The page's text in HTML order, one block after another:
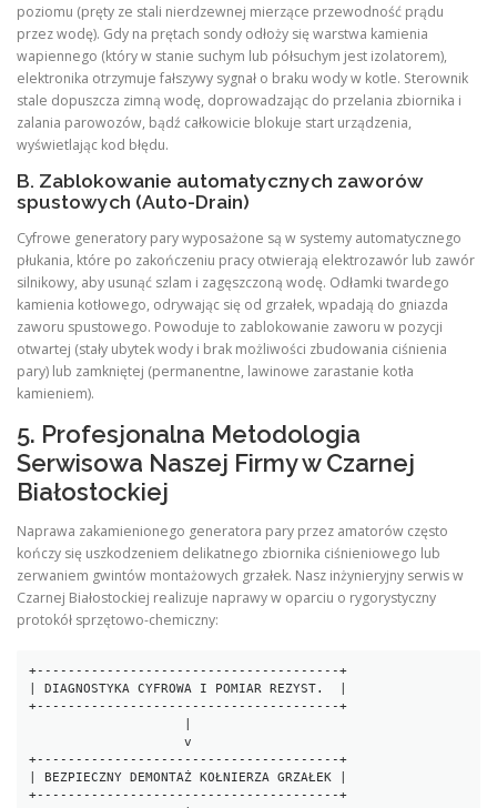
poziomu (pręty ze stali nierdzewnej mierzące przewodność prądu
przez wodę). Gdy na prętach sondy odłoży się warstwa kamienia
wapiennego (który w stanie suchym lub półsuchym jest izolatorem),
elektronika otrzymuje fałszywy sygnał o braku wody w kotle. Sterownik
stale dopuszcza zimną wodę, doprowadzając do przelania zbiornika i
zalania parowozów, bądź całkowicie blokuje start urządzenia,
wyświetlając kod błędu.
B. Zablokowanie automatycznych zaworów
spustowych (Auto-Drain)
Cyfrowe generatory pary wyposażone są w systemy automatycznego
płukania, które po zakończeniu pracy otwierają elektrozawór lub zawór
silnikowy, aby usunąć szlam i zagęszczoną wodę. Odłamki twardego
kamienia kotłowego, odrywając się od grzałek, wpadają do gniazda
zaworu spustowego. Powoduje to zablokowanie zaworu w pozycji
otwartej (stały ubytek wody i brak możliwości zbudowania ciśnienia
pary) lub zamkniętej (permanentne, lawinowe zarastanie kotła
kamieniem).
5. Profesjonalna Metodologia
Serwisowa Naszej Firmy w Czarnej
Białostockiej
Naprawa zakamienionego generatora pary przez amatorów często
kończy się uszkodzeniem delikatnego zbiornika ciśnieniowego lub
zerwaniem gwintów montażowych grzałek. Nasz inżynieryjny serwis w
Czarnej Białostockiej realizuje naprawy w oparciu o rygorystyczny
protokół sprzętowo-chemiczny:
+---------------------------------------+
| DIAGNOSTYKA CYFROWA I POMIAR REZYST.  |
+---------------------------------------+
                    v
+---------------------------------------+
| BEZPIECZNY DEMONTAŻ KOŁNIERZA GRZAŁEK |
+---------------------------------------+